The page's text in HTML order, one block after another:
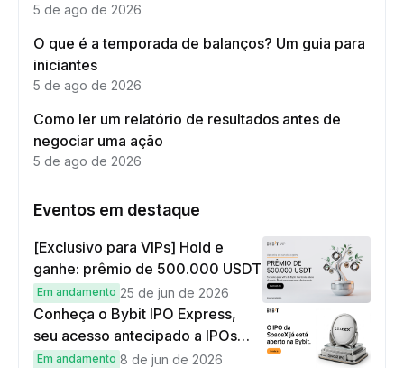
5 de ago de 2026
O que é a temporada de balanços? Um guia para
iniciantes
5 de ago de 2026
Como ler um relatório de resultados antes de
negociar uma ação
5 de ago de 2026
Eventos em destaque
[Exclusivo para VIPs] Hold e
ganhe: prêmio de 500.000 USDT
Em andamento 25 de jun de 2026
Conheça o Bybit IPO Express,
seu acesso antecipado a IPOs
globais
Em andamento 8 de jun de 2026